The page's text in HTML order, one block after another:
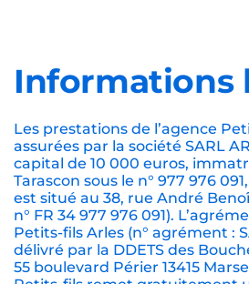
Informations
Les prestations de l’agence
assurées par la société SARL
capital de 10 000 euros,
Tarascon sous le n° 977 976
est situé au 38, rue André
n° FR 34 977 976 091).
Petits-fils Arles (n° agrément :
délivré par la DDETS des
55 boulevard Périer 13415